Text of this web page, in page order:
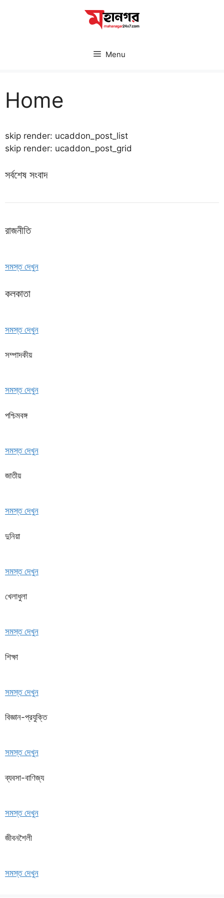
Menu
Home
skip render: ucaddon_post_list
skip render: ucaddon_post_grid
সর্বশেষ সংবাদ
রাজনীতি
সমস্ত দেখুন
কলকাতা
সমস্ত দেখুন
সম্পাদকীয়
সমস্ত দেখুন
পশ্চিমবঙ্গ
সমস্ত দেখুন
জাতীয়
সমস্ত দেখুন
দুনিয়া
সমস্ত দেখুন
খেলাধুলা
সমস্ত দেখুন
শিক্ষা
সমস্ত দেখুন
বিজ্ঞান-প্রযুক্তি
সমস্ত দেখুন
ব্যবসা-বাণিজ্য
সমস্ত দেখুন
জীবনশৈলী
সমস্ত দেখুন